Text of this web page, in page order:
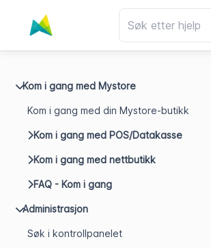
Kom i gang med Mystore
Kom i gang med din Mystore-butikk
Kom i gang med POS/Datakasse
Kom i gang med nettbutikk
FAQ - Kom i gang
Administrasjon
Søk i kontrollpanelet